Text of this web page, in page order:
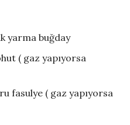
yarma buğday
( gaz yapıyorsa
fasulye ( gaz yapıyorsa